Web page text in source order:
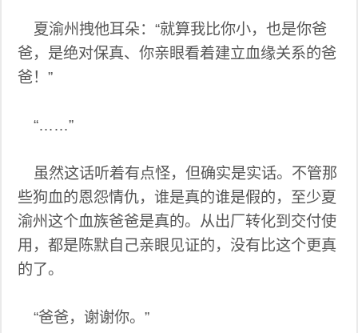
夏渝州拽他耳朵：“就算我比你小，也是你爸
爸，是绝对保真、你亲眼看着建立血缘关系的爸
爸！”
“……”
虽然这话听着有点怪，但确实是实话。不管那
些狗血的恩怨情仇，谁是真的谁是假的，至少夏
渝州这个血族爸爸是真的。从出厂转化到交付使
用，都是陈默自己亲眼见证的，没有比这个更真
的了。
“爸爸，谢谢你。”